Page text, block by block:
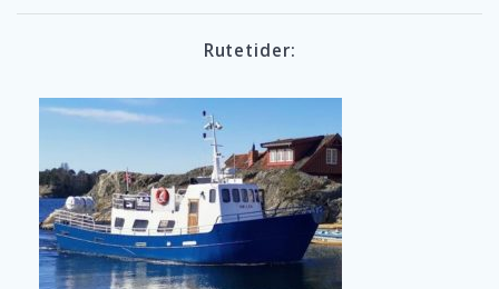
Rutetider: